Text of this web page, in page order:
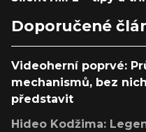
Doporučené
Videoherní poprvé:
mechanismů, bez
představit
Hideo Kodžima: